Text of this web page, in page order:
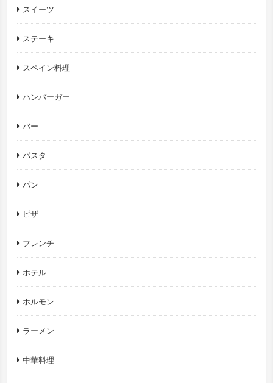
スイーツ
ステーキ
スペイン料理
ハンバーガー
バー
パスタ
パン
ピザ
フレンチ
ホテル
ホルモン
ラーメン
中華料理